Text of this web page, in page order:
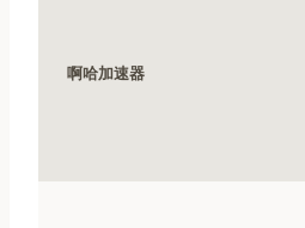
啊哈加速器